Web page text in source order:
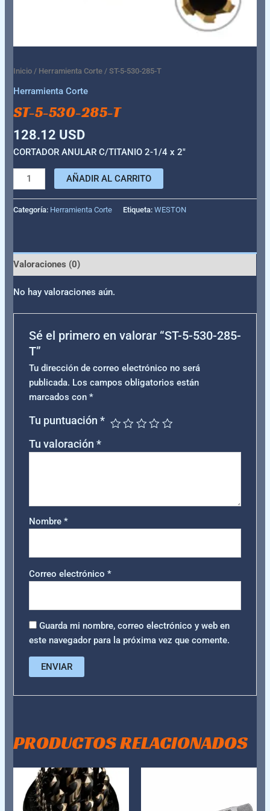
Inicio / Herramienta Corte / ST-5-530-285-T
Herramienta Corte
ST-5-530-285-T
128.12 USD
CORTADOR ANULAR C/TITANIO 2-1/4 x 2″
AÑADIR AL CARRITO
Categoría: Herramienta Corte Etiqueta:WESTON
Valoraciones (0)
No hay valoraciones aún.
Sé el primero en valorar “ST-5-530-285-
T”
Tu dirección de correo electrónico no será
publicada. Los campos obligatorios están
marcados con *
Tu puntuación *
Tu valoración *
Nombre *
Correo electrónico *
Guarda mi nombre, correo electrónico y web en
este navegador para la próxima vez que comente.
PRODUCTOS RELACIONADOS